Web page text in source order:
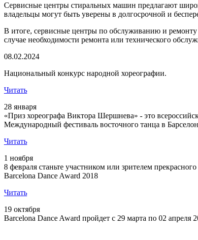
Сервисные центры стиральных машин предлагают
владельцы могут быть уверены в долгосрочной и
В итоге, сервисные центры по обслуживанию и
случае необходимости ремонта или технического
08.02.2024
Национальный конкурс народной хореографии.
Читать
28 января
«Приз хореографа Виктора Шершнева» - это
Международный фестиваль восточного танца в
Читать
1 ноября
8 февраля станьте участником или зрителем
Barcelona Dance Award 2018
Читать
19 октября
Barcelona Dance Award пройдет с 29 марта по 02